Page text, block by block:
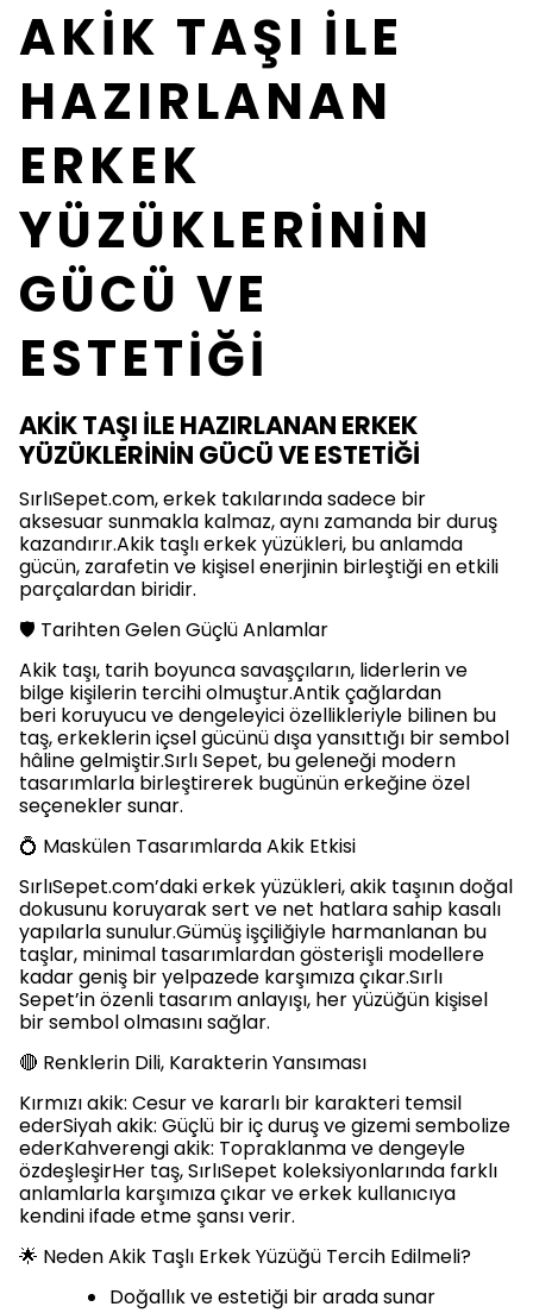
AKİK TAŞI İLE
HAZIRLANAN
ERKEK
YÜZÜKLERİNİN
GÜCÜ VE
ESTETİĞİ
AKİK TAŞI İLE HAZIRLANAN ERKEK
YÜZÜKLERİNİN GÜCÜ VE ESTETİĞİ
SırlıSepet.com, erkek takılarında sadece bir
aksesuar sunmakla kalmaz, aynı zamanda bir duruş
kazandırır.Akik taşlı erkek yüzükleri, bu anlamda
gücün, zarafetin ve kişisel enerjinin birleştiği en etkili
parçalardan biridir.
🛡️ Tarihten Gelen Güçlü Anlamlar
Akik taşı, tarih boyunca savaşçıların, liderlerin ve
bilge kişilerin tercihi olmuştur.Antik çağlardan
beri koruyucu ve dengeleyici özellikleriyle bilinen bu
taş, erkeklerin içsel gücünü dışa yansıttığı bir sembol
hâline gelmiştir.Sırlı Sepet, bu geleneği modern
tasarımlarla birleştirerek bugünün erkeğine özel
seçenekler sunar.
💍 Maskülen Tasarımlarda Akik Etkisi
SırlıSepet.com’daki erkek yüzükleri, akik taşının doğal
dokusunu koruyarak sert ve net hatlara sahip kasalı
yapılarla sunulur.Gümüş işçiliğiyle harmanlanan bu
taşlar, minimal tasarımlardan gösterişli modellere
kadar geniş bir yelpazede karşımıza çıkar.Sırlı
Sepet’in özenli tasarım anlayışı, her yüzüğün kişisel
bir sembol olmasını sağlar.
🔴 Renklerin Dili, Karakterin Yansıması
Kırmızı akik: Cesur ve kararlı bir karakteri temsil
ederSiyah akik: Güçlü bir iç duruş ve gizemi sembolize
ederKahverengi akik: Topraklanma ve dengeyle
özdeşleşirHer taş, SırlıSepet koleksiyonlarında farklı
anlamlarla karşımıza çıkar ve erkek kullanıcıya
kendini ifade etme şansı verir.
🌟 Neden Akik Taşlı Erkek Yüzüğü Tercih Edilmeli?
Doğallık ve estetiği bir arada sunar